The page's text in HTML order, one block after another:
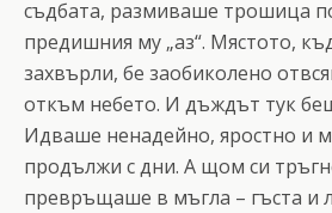
съдбата, размиваше трошица
предишния му „аз“. Мястото,
захвърли, бе заобиколено
откъм небето. И дъждът тук
Идваше ненадейно, яростно и
продължи с дни. А щом си
превръщаше в мъгла – гъста и